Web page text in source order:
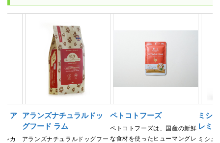
ア
レカ
アランズナチュラルドッ
グフード ラム
アランズナチュラルドッグフー
ペトコトフーズ
ペトコトフーズは、国産の新鮮
な食材を使ったヒューマングレ
ミシ
レミ
ミシュ